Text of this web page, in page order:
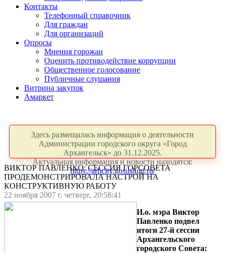
Контакты
Телефонный справочник
Для граждан
Для организаций
Опросы
Мнения горожан
Оценить противодействие коррупции
Общественное голосование
Публичные слушания
Витрина закупок
Амаркет
Здесь размещалась информация о деятельности
Администрации городского округа «Город
Архангельск» до 31.12.2025.
Актуальная информация и новости находятся:
https://arhcity.gosuslugi.ru/
ВИКТОР ПАВЛЕНКО: СЕССИЯ ГОРСОВЕТА
ПРОДЕМОНСТРИРОВАЛА НАСТРОЙ НА
КОНСТРУКТИВНУЮ РАБОТУ
22 ноября 2007 г. четверг, 20:58:41
И.о. мэра Виктор
Павленко подвел
итоги 27-й сессии
Архангельского
городского Совета: